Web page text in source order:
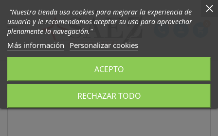

"Nuestra tienda usa cookies para mejorar la experiencia de
usuario y le recomendamos aceptar su uso para aprovechar
plenamente la navegación."
Más información Personalizar cookies
RECHAZAR TODO
ACEPTO